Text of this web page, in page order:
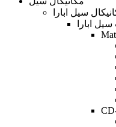
سیل ابارا
ابارا